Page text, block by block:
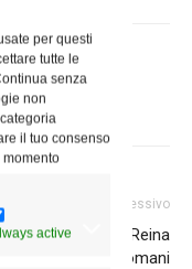
per questi
tutte le
senza
non
il tuo consenso
active
Articolo successivo
del cardinale Reina
la Salus Populi Romani